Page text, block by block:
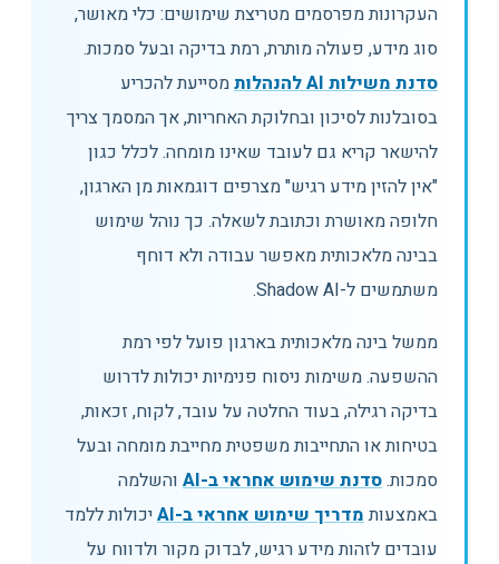
העקרונות מפרסמים מטריצת שימושים: כלי מאושר,
סוג מידע, פעולה מותרת, רמת בדיקה ובעל סמכות.
סדנת משילות AI להנהלות
מסייעת להכריע
בסובלנות לסיכון ובחלוקת האחריות, אך המסמך צריך
להישאר קריא גם לעובד שאינו מומחה. לכלל כגון
"אין להזין מידע רגיש" מצרפים דוגמאות מן הארגון,
חלופה מאושרת וכתובת לשאלה. כך נוהל שימוש
בבינה מלאכותית מאפשר עבודה ולא דוחף
משתמשים ל-Shadow AI.
ממשל בינה מלאכותית בארגון פועל לפי רמת
ההשפעה. משימות ניסוח פנימיות יכולות לדרוש
בדיקה רגילה, בעוד החלטה על עובד, לקוח, זכאות,
בטיחות או התחייבות משפטית מחייבת מומחה ובעל
סמכות.סדנת שימוש אחראי ב-AI
והשלמה
באמצעותמדריך שימוש אחראי ב-AI
יכולות ללמד
עובדים לזהות מידע רגיש, לבדוק מקור ולדווח על